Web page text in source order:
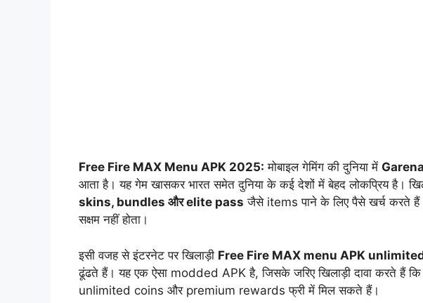
Free Fire MAX Menu APK 2025: मोबाइल गेमिंग की दुनिया में
आता है। यह गेम खासकर भारत समेत दुनिया के कई देशों में बेहद लोकप्रिय है।
skins, bundles और elite pass जैसे items पाने के लिए पैसे खर्च करते
सक्षम नहीं होता।
इसी वजह से इंटरनेट पर खिलाड़ी Free Fire MAX menu APK
ढूंढते हैं। यह एक ऐसा modded APK है, जिसके जरिए खिलाड़ी दावा करते हैं
unlimited coins और premium rewards फ्री में मिल सकते हैं।